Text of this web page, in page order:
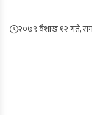
२०७९ वैशाख १२ गते,